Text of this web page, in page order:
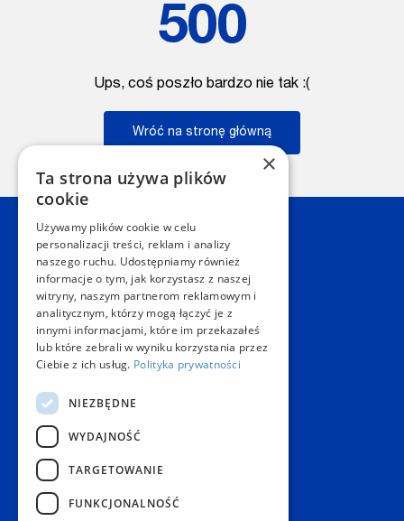
500
Ups, coś poszło bardzo nie tak :(
Wróć na stronę główną
Kontakt
Dział Obsługi Klienta Warszawa
Czynne: NON-STOP
Telefon:+48 22 628 62 52
E-mail: kontakt@copygeneral.pl
Punkty
Aleje Jerozolimskie 93
02-001 Warszawa
Czynne:
Pon. - Sob.: 08:00 - 20:00
Niedz.: nieczynne
Popularne produkty
×
Ta strona używa plików
cookie
Używamy plików cookie w celu
personalizacji treści, reklam i analizy
naszego ruchu. Udostępniamy również
informacje o tym, jak korzystasz z naszej
witryny, naszym partnerom reklamowym i
analitycznym, którzy mogą łączyć je z
innymi informacjami, które im przekazałeś
lub które zebrali w wyniku korzystania przez
Ciebie z ich usług. Polityka prywatności
NIEZBĘDNE
WYDAJNOŚĆ
TARGETOWANIE
FUNKCJONALNOŚĆ